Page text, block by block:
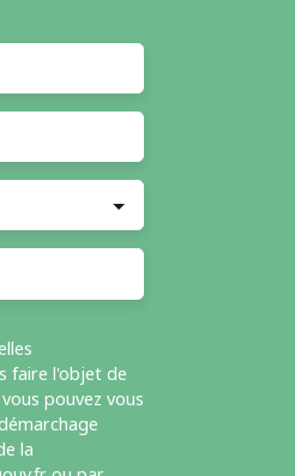
faire l'objet de
pouvez vous
la